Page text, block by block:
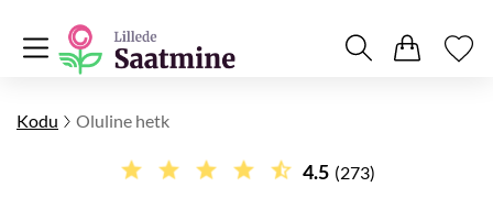
Kodu Oluline hetk
4.5 (273)